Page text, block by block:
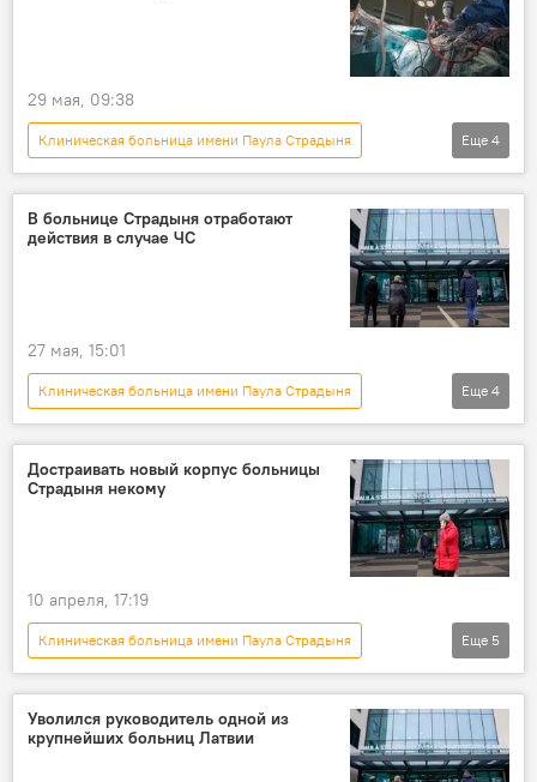
29 мая, 09:38
Клиническая больница имени Паула Страдыня
Латвия
Новости Латвии
лечение
медицина
Еще 4
В больнице Страдыня отработают
действия в случае ЧС
27 мая, 15:01
Клиническая больница имени Паула Страдыня
Новости Латвии
Латвия
больница
Еще 4
Достраивать новый корпус больницы
Страдыня некому
10 апреля, 17:19
Клиническая больница имени Паула Страдыня
Латвия
Новости Латвии
строительство
конкурс нарушения
Еще 5
Уволился руководитель одной из
крупнейших больниц Латвии